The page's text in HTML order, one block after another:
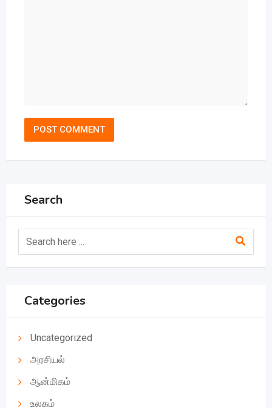
Search
Categories
Uncategorized
அரசியல்
ஆன்மிகம்
உலகம்